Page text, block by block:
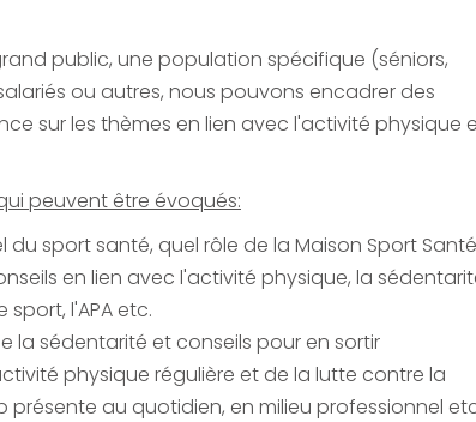
public, une population spécifique (séniors,
ou autres, nous pouvons encadrer des
sur les thèmes en lien avec l'activité physique
peuvent être évoqués:
du sport santé, quel rôle de la Maison Sport Santé
en lien avec l'activité physique, la
sport, l'APA etc.
la sédentarité et conseils pour en sortir
physique régulière et de la lutte contre la
présente au quotidien, en milieu professionnel